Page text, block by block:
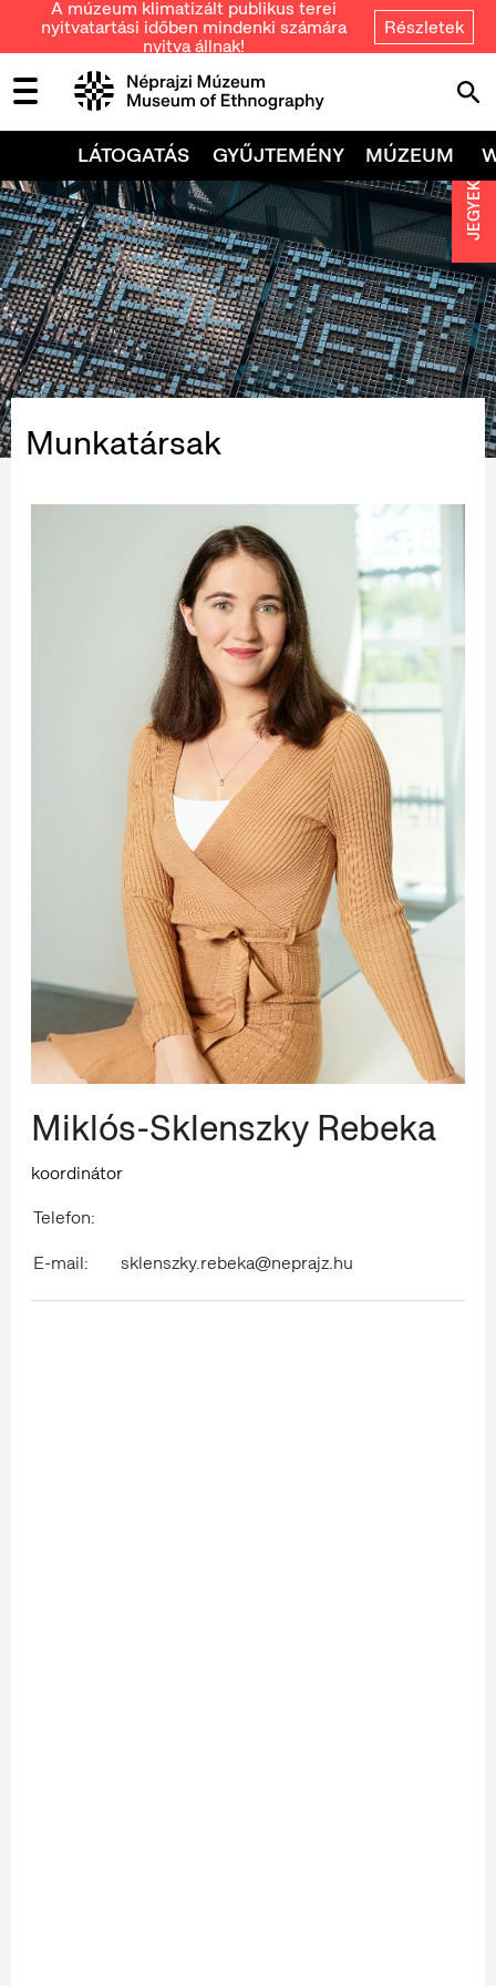
A múzeum klimatizált publikus terei
nyitvatartási időben mindenki számára
nyitva állnak!
Részletek
LÁTOGATÁS GYŰJTEMÉNY MÚZEUM
Munkatársak
Miklós-Sklenszky Rebeka
koordinátor
Telefon:
E-mail:
sklenszky.rebeka@neprajz.hu
JEGYEK